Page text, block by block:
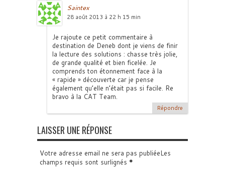
Saintex
28 août 2013 à 22 h 15 min
Je rajoute ce petit commentaire à
destination de Deneb dont je viens de finir
la lecture des solutions : chasse très jolie,
de grande qualité et bien ficelée. Je
comprends ton étonnement face à la
« rapide » découverte car je pense
également qu’elle n’était pas si facile. Re
bravo à la CAT Team.
Répondre
LAISSER UNE RÉPONSE
Votre adresse email ne sera pas publiéeLes
champs requis sont surlignés *